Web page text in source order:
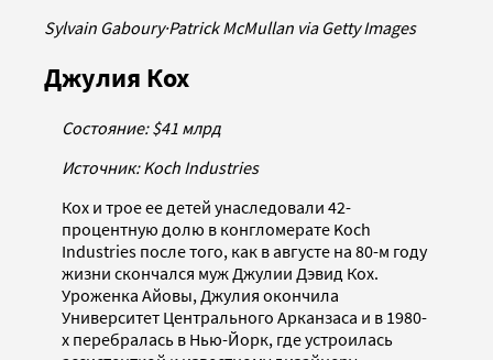
Sylvain Gaboury·Patrick McMullan via Getty Images
Джулия Кох
Состояние: $41 млрд
Источник: Koch Industries
Кох и трое ее детей унаследовали 42-
процентную долю в конгломерате Koch
Industries после того, как в августе на 80-м году
жизни скончался муж Джулии Дэвид Кох.
Уроженка Айовы, Джулия окончила
Университет Центрального Арканзаса и в 1980-
х перебралась в Нью-Йорк, где устроилась